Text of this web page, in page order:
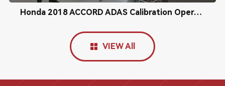
Honda 2018 ACCORD ADAS Calibration Operation Tutorial
VIEW All